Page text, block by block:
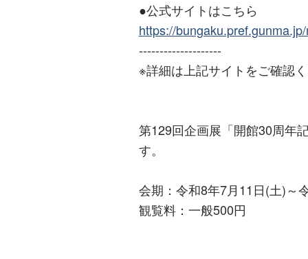
●公式サイトはこちら
https://
--------------------
※詳細は上記サイトをご確認
第129回企画展「開館30周年
す。
会期：令和8年7月11日(土)～
観覧料：一般500円